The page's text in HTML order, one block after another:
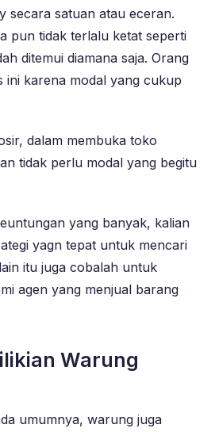
secara satuan atau eceran.
pun tidak terlalu ketat seperti
ditemui diamana saja. Orang
ini karena modal yang cukup
dalam membuka toko
tidak perlu modal yang begitu
yang banyak, kalian
yagn tepat untuk mencari
itu juga cobalah untuk
agen yang menjual barang
Warung
umumnya, warung juga